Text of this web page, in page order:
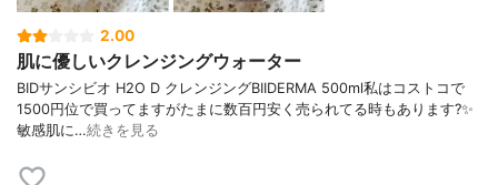
2.00
肌に優しいクレンジングウォーター
BIDサンシビオ H2O D クレンジングBIIDERMA 500ml私はコストコで
1500円位で買ってますがたまに数百円安く売られてる時もあります?✨
敏感肌に…続きを見る